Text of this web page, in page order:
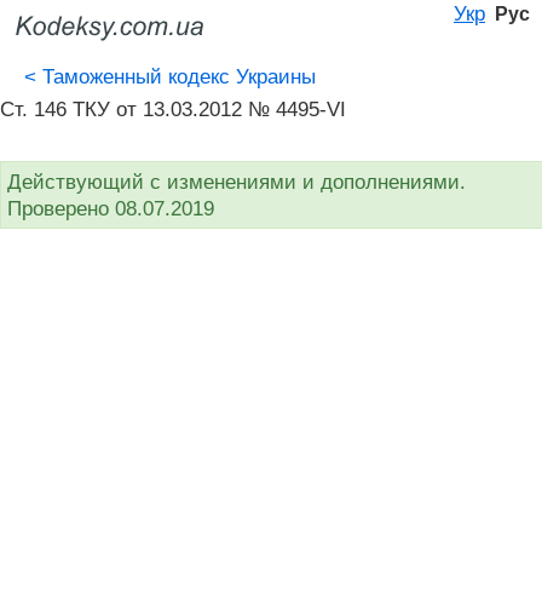
Укр Рус
< Таможенный кодекс Украины
Ст. 146 ТКУ от 13.03.2012 № 4495-VI
Действующий с изменениями и дополнениями.
Проверено 08.07.2019